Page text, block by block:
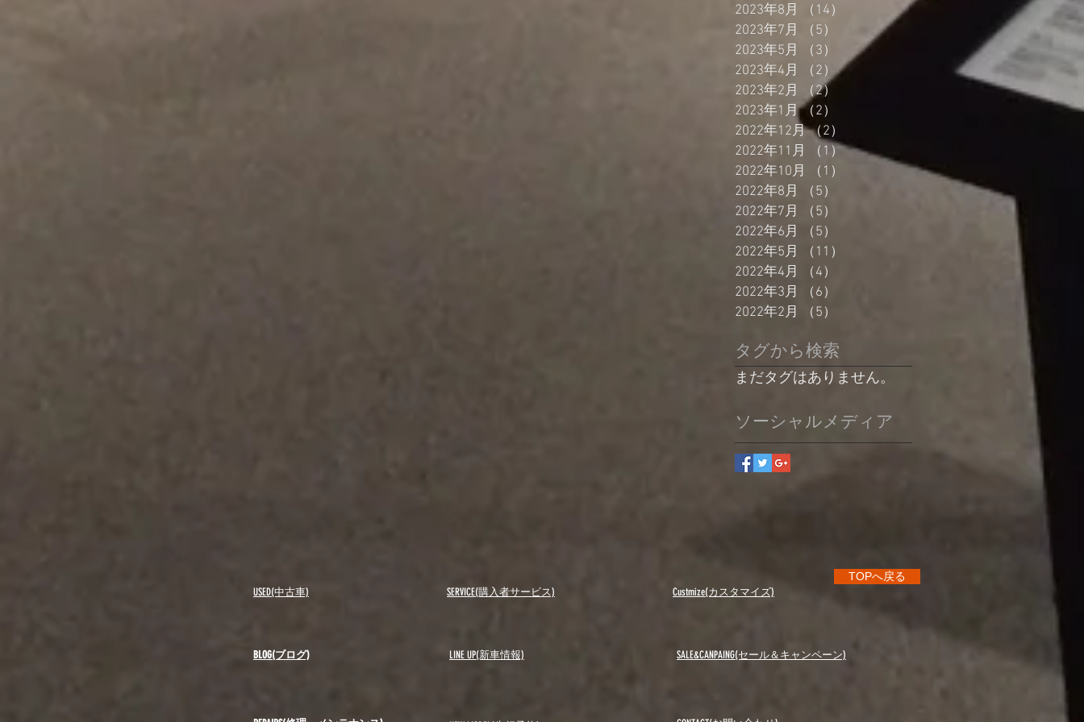
2023年8月 （14）
14件の記事
2023年7月
（5）
5件の記事
2023年5月
（3）
3件の記事
2023年4月
（2）2件の記事
2023年2月
（2）
2023年1月 （2）
2022年12月 （2）
2022年11月
（1）1件の記事
2022年10月
（1）
1件の記事
2022年8月
（5）
2022年7月
（5）
2022年6月
（5）
2022年5月
（11）
2022年4月
（4）
2022年3月
（6）
2022年2月
（5）
タグから検索
まだタグはありません。
ソーシャルメディア
USED(中古車) SERVICE(購入者サービス) Custmize(カスタマイズ)
TOPへ戻る
BLOG(ブログ) LINE UP(新車情報) SALE&CANPAING(セール＆キャンペーン)